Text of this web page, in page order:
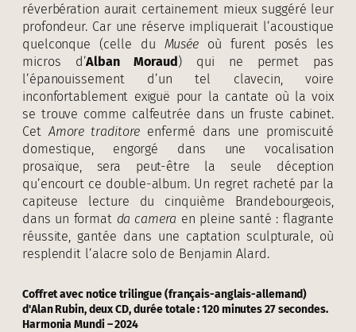
réverbération aurait certainement mieux suggéré leur
profondeur. Car une réserve impliquerait l’acoustique
quelconque (celle du Musée où furent posés les
micros d’Alban Moraud) qui ne permet pas
l’épanouissement d’un tel clavecin, voire
inconfortablement exiguë pour la cantate où la voix
se trouve comme calfeutrée dans un fruste cabinet.
Cet Amore traditore enfermé dans une promiscuité
domestique, engorgé dans une vocalisation
prosaïque, sera peut-être la seule déception
qu’encourt ce double-album. Un regret racheté par la
capiteuse lecture du cinquième Brandebourgeois,
dans un format da camera en pleine santé : flagrante
réussite, gantée dans une captation sculpturale, où
resplendit l’alacre solo de Benjamin Alard.
Coffret avec notice trilingue (français-anglais-allemand)
d'Alan Rubin, deux CD, durée totale : 120 minutes 27 secondes.
Harmonia Mundi – 2024